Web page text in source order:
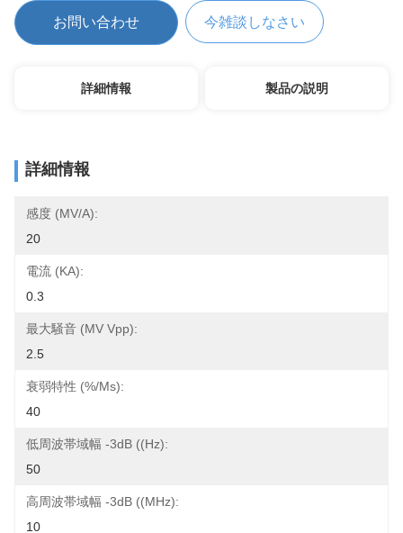
お問い合わせ 今雑談しなさい
詳細情報 製品の説明
詳細情報
感度 (mV/A):
20
電流 (KA):
0.3
最大騒音 (mV Vpp):
2.5
衰弱特性 (%/ms):
40
低周波帯域幅 -3dB ((Hz):
50
高周波帯域幅 -3dB ((MHz):
10